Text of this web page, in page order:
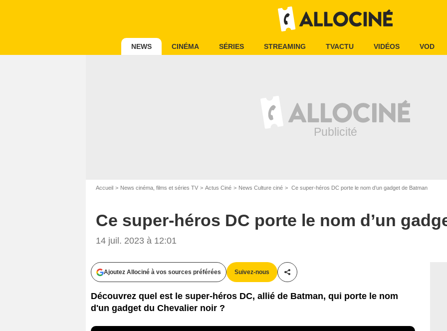
NEWS CINÉMA SÉRIES STREAMING TVACTU VIDÉOS VOD
Accueil News cinéma, films et séries TV Actus Ciné News Culture ciné Ce super-héros DC porte le nom d’un gadget de Batman
Ce super-héros DC porte le nom d’un
14 juil. 2023 à 12:01
Ajoutez Allociné à vos sources préférées Suivez-nous
Partager cet article
Découvrez quel est le super-héros DC, allié de Batman, qui porte le nom
d'un gadget du Chevalier noir ?